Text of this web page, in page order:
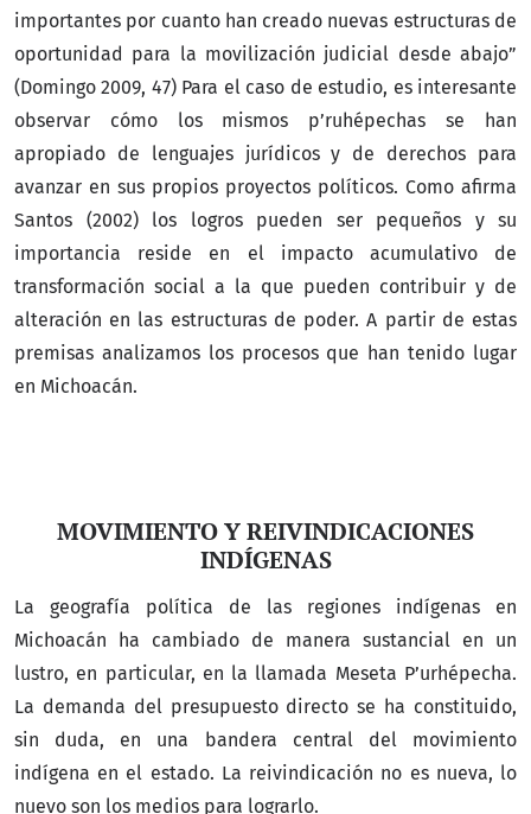
importantes por cuanto han creado nuevas estructuras de
oportunidad para la movilización judicial desde abajo”
(Domingo 2009, 47) Para el caso de estudio, es interesante
observar cómo los mismos p’ruhépechas se han
apropiado de lenguajes jurídicos y de derechos para
avanzar en sus propios proyectos políticos. Como afirma
Santos (2002) los logros pueden ser pequeños y su
importancia reside en el impacto acumulativo de
transformación social a la que pueden contribuir y de
alteración en las estructuras de poder. A partir de estas
premisas analizamos los procesos que han tenido lugar
en Michoacán.
MOVIMIENTO Y REIVINDICACIONES
INDÍGENAS
La geografía política de las regiones indígenas en
Michoacán ha cambiado de manera sustancial en un
lustro, en particular, en la llamada Meseta P’urhépecha.
La demanda del presupuesto directo se ha constituido,
sin duda, en una bandera central del movimiento
indígena en el estado. La reivindicación no es nueva, lo
nuevo son los medios para lograrlo.